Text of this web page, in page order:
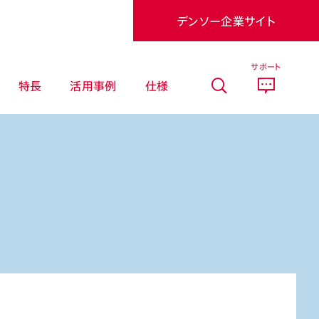
デンソー企業サイト
特長 活用事例 仕様
サポート